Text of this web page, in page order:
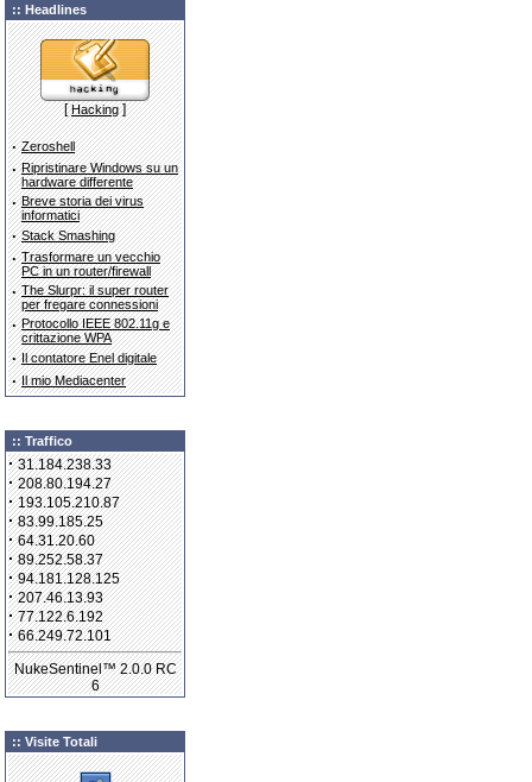
:: Headlines
[Hacking]
· Zeroshell
· Ripristinare Windows su un
hardware differente
· Breve storia dei virus
informatici
· Stack Smashing
· Trasformare un vecchio
PC in un router/firewall
· The Slurpr: il super router
per fregare connessioni
· Protocollo IEEE 802.11g e
crittazione WPA
· Il contatore Enel digitale
· Il mio Mediacenter
:: Traffico
·31.184.238.33
·208.80.194.27
·193.105.210.87
·83.99.185.25
·64.31.20.60
·89.252.58.37
·94.181.128.125
·207.46.13.93
·77.122.6.192
·66.249.72.101
NukeSentinel™ 2.0.0 RC
6
:: Visite Totali